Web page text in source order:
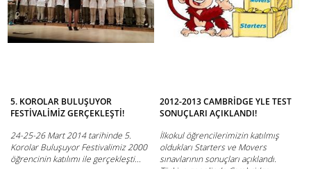
5. KOROLAR BULUŞUYOR
FESTİVALİMİZ GERÇEKLEŞTİ!
24-25-26 Mart 2014 tarihinde 5.
Korolar Buluşuyor Festivalimiz 2000
öğrencinin katılımı ile gerçekleşti...
2012-2013 CAMBRİDGE YLE TEST
SONUÇLARI AÇIKLANDI!
İlkokul öğrencilerimizin katılmış
oldukları Starters ve Movers
sınavlarının sonuçları açıklandı.